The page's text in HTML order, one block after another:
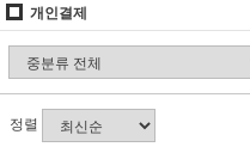
개인결제
정렬